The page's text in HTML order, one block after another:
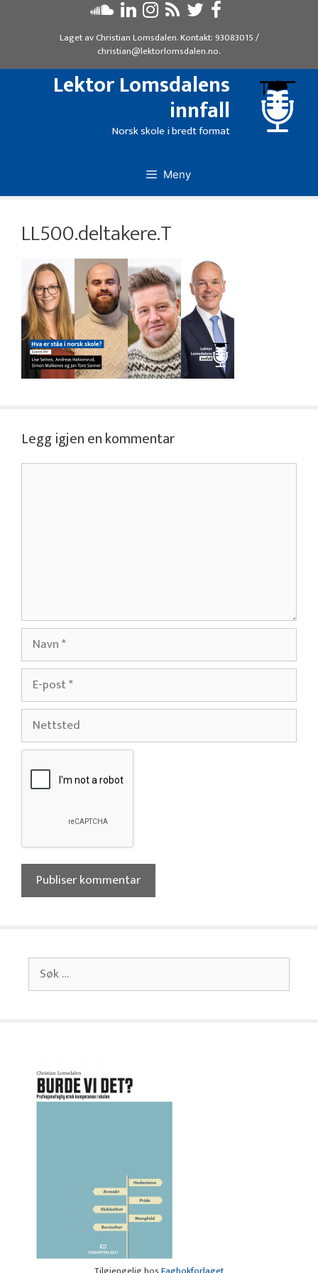
Laget avChristian Lomsdalen. Kontakt: 93083015/
christian@lektorlomsdalen.no.
Lektor Lomsdalens
innfall
Norsk skole i bredt format
Meny
LL500.deltakere.T
Legg igjen en kommentar
Navn
post
Nettsted
Søk
etter: